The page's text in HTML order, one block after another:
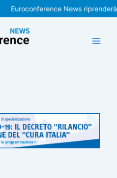
Euroconference News riprenderà le